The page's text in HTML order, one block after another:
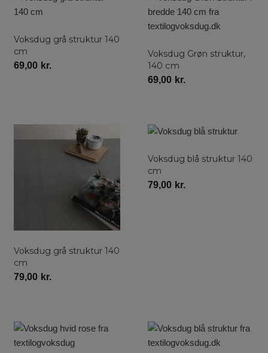
Voksdug grå struktur 140
cm
69,00 kr.
Voksdug Grøn struktur,
140 cm
69,00 kr.
Voksdug grå struktur 140
cm
79,00 kr.
Voksdug blå struktur 140
cm
79,00 kr.